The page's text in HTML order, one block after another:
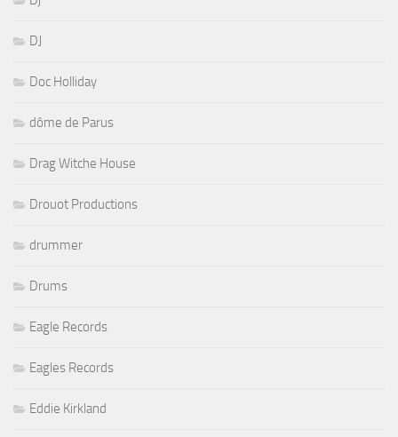
DJ
Doc Holliday
dôme de Parus
Drag Witche House
Drouot Productions
drummer
Drums
Eagle Records
Eagles Records
Eddie Kirkland